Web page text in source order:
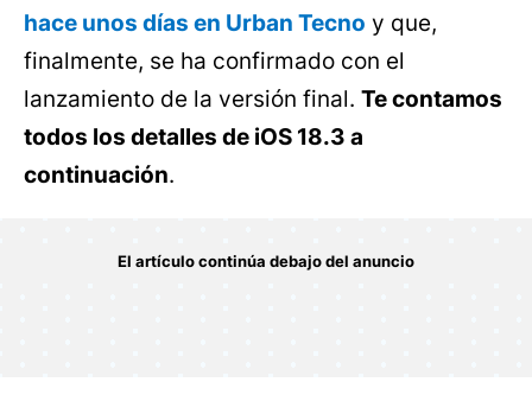
hace unos días en Urban Tecno y que,
finalmente, se ha confirmado con el
lanzamiento de la versión final. Te contamos
todos los detalles de iOS 18.3 a
continuación.